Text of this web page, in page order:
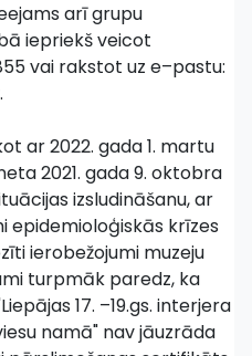
arī grupu
iepriekš veicot
vai rakstot uz e–pastu:
ar 2022. gada 1. martu
2021. gada 9. oktobra
izsludināšanu, ar
epidemioloģiskās krīzes
ierobežojumi muzeju
turpmāk paredz, ka
17. –19.gs. interjera
namā" nav jāuzrāda